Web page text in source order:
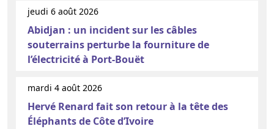
jeudi 6 août 2026
Abidjan : un incident sur les câbles
souterrains perturbe la fourniture de
l’électricité à Port-Bouët
mardi 4 août 2026
Hervé Renard fait son retour à la tête des
Éléphants de Côte d’Ivoire